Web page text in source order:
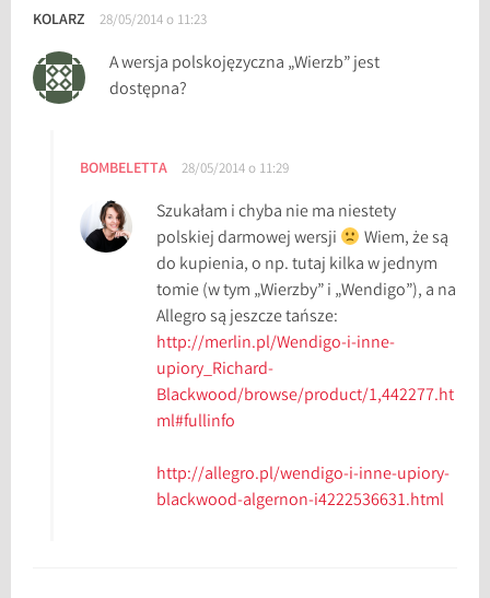
KOLARZ 28/05/2014 o 11:23
A wersja polskojęzyczna „Wierzb” jest
dostępna?
BOMBELETTA 28/05/2014 o 11:29
Szukałam i chyba nie ma niestety
polskiej darmowej wersji
Wiem, że są
do kupienia, o np. tutaj kilka w jednym
tomie (w tym „Wierzby” i „Wendigo”), a na
Allegro są jeszcze tańsze:
http://merlin.pl/Wendigo-i-inne-
upiory_Richard-
Blackwood/browse/product/1,442277.ht
ml#fullinfo
http://allegro.pl/wendigo-i-inne-upiory-
blackwood-algernon-i4222536631.html